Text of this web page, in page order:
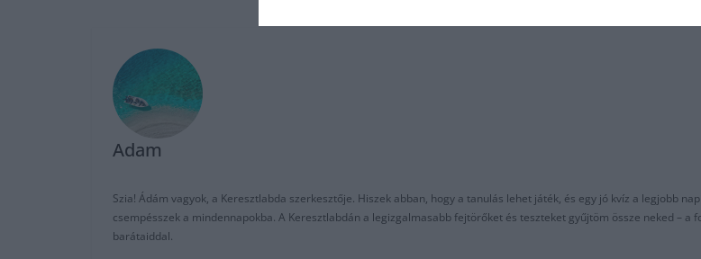
Adam
Szia! Ádám vagyok, a Keresztlabda szerkesztője. Hiszek abban, hogy a tanulás lehet játék, és egy jó kvíz a legjobb
csempésszek a mindennapokba. A Keresztlabdán a legizgalmasabb fejtörőket és teszteket gyűjtöm össze neked –
barátaiddal.